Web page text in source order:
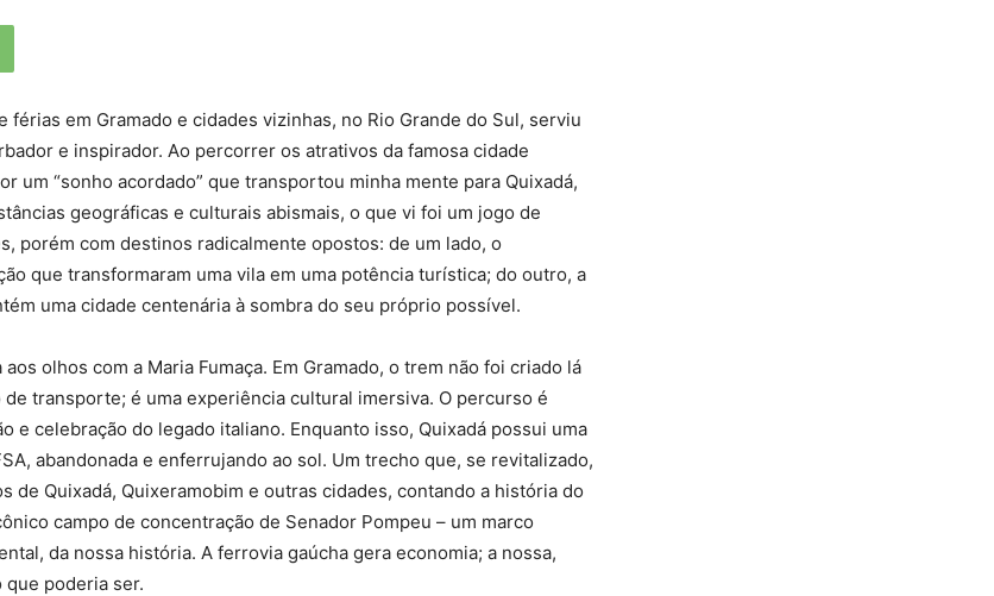
férias em Gramado e cidades vizinhas, no Rio Grande do Sul, serviu
e inspirador. Ao percorrer os atrativos da famosa cidade
um “sonho acordado” que transportou minha mente para Quixadá,
geográficas e culturais abismais, o que vi foi um jogo de
porém com destinos radicalmente opostos: de um lado, o
que transformaram uma vila em uma potência turística; do outro, a
uma cidade centenária à sombra do seu próprio possível.
olhos com a Maria Fumaça. Em Gramado, o trem não foi criado lá
de transporte; é uma experiência cultural imersiva. O percurso é
e celebração do legado italiano. Enquanto isso, Quixadá possui uma
abandonada e enferrujando ao sol. Um trecho que, se revitalizado,
de Quixadá, Quixeramobim e outras cidades, contando a história do
campo de concentração de Senador Pompeu – um marco
da nossa história. A ferrovia gaúcha gera economia; a nossa,
que poderia ser.